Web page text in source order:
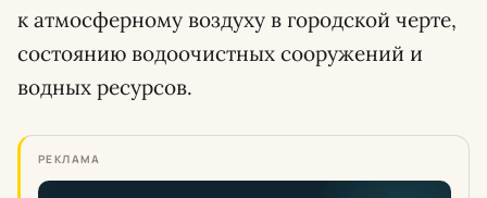
к атмосферному воздуху в городской черте,
состоянию водоочистных сооружений и
водных ресурсов.
РЕКЛАМА